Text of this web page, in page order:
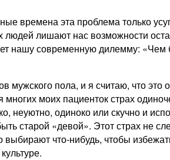
времена эта проблема только
лишают нас возможности
нашу современную дилемму:
мужского пола, и я считаю, что
моих пациенток страх
неуютно, одиноко или скучно и
старой «девой». Этот страх не
что-нибудь, чтобы